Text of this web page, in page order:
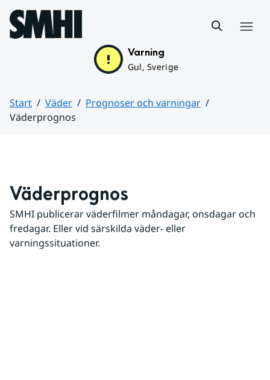
Hoppa till sidans innehåll
Varning
Gul, Sverige
Start Väder
Prognoser och varningar
Väderprognos
Väderprognos
SMHI publicerar väderfilmer måndagar, onsdagar och
fredagar. Eller vid särskilda väder- eller
varningssituationer.